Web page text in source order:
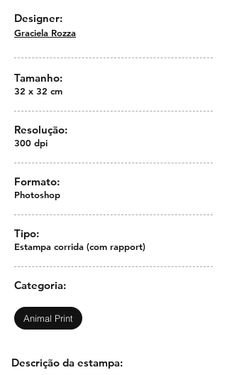
Designer:
Graciela Rozza
Tamanho:
32 x 32 cm
Resolução:
300 dpi
Formato:
Photoshop
Tipo:
Estampa corrida (com rapport)
Categoria:
Animal Print
Descrição da estampa: